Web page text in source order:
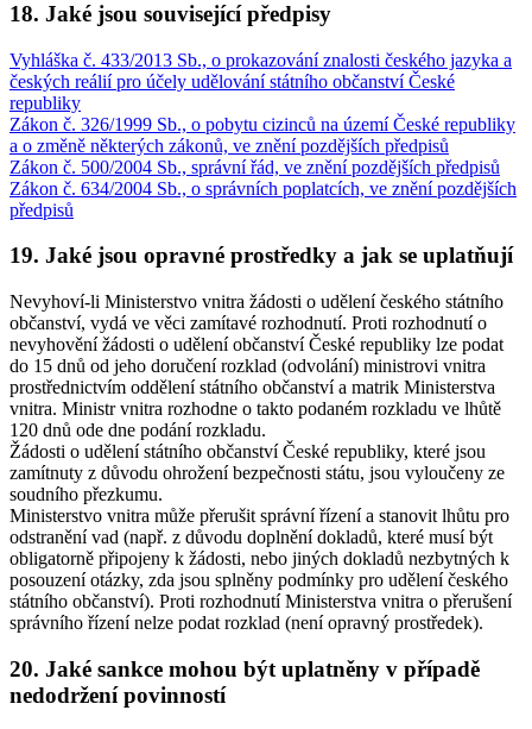
18. Jaké jsou související předpisy
Vyhláška č. 433/2013 Sb., o prokazování znalosti českého jazyka a
českých reálií pro účely udělování státního občanství České
republiky
Zákon č. 326/1999 Sb., o pobytu cizinců na území České republiky
a o změně některých zákonů, ve znění pozdějších předpisů
Zákon č. 500/2004 Sb., správní řád, ve znění pozdějších předpisů
Zákon č. 634/2004 Sb., o správních poplatcích, ve znění pozdějších
předpisů
19. Jaké jsou opravné prostředky a jak se uplatňují
Nevyhoví-li Ministerstvo vnitra žádosti o udělení českého státního
občanství, vydá ve věci zamítavé rozhodnutí. Proti rozhodnutí o
nevyhovění žádosti o udělení občanství České republiky lze podat
do 15 dnů od jeho doručení rozklad (odvolání) ministrovi vnitra
prostřednictvím oddělení státního občanství a matrik Ministerstva
vnitra. Ministr vnitra rozhodne o takto podaném rozkladu ve lhůtě
120 dnů ode dne podání rozkladu.
Žádosti o udělení státního občanství České republiky, které jsou
zamítnuty z důvodu ohrožení bezpečnosti státu, jsou vyloučeny ze
soudního přezkumu.
Ministerstvo vnitra může přerušit správní řízení a stanovit lhůtu pro
odstranění vad (např. z důvodu doplnění dokladů, které musí být
obligatorně připojeny k žádosti, nebo jiných dokladů nezbytných k
posouzení otázky, zda jsou splněny podmínky pro udělení českého
státního občanství). Proti rozhodnutí Ministerstva vnitra o přerušení
správního řízení nelze podat rozklad (není opravný prostředek).
20. Jaké sankce mohou být uplatněny v případě
nedodržení povinností